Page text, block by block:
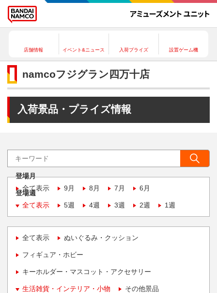
店舗情報 イベント&ニュース 入荷プライズ 設置ゲーム機
namcoフジグラン四万十店
入荷景品・プライズ情報
登場月
全て表示
9月 8月 7月 6月
登場週
全て表示
5週 4週 3週 2週 1週
全て表示 ぬいぐるみ・クッション
フィギュア・ホビー
キーホルダー・マスコット・アクセサリー
生活雑貨・インテリア・小物 その他景品